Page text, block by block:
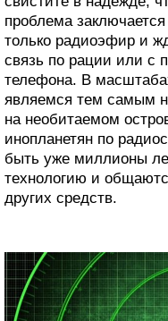
проблема
только радиоэфир и
связь по рации или с
телефона. В
являемся тем самым
на необитаемом
инопланетян по
быть уже миллионы
технологию и
других средств.